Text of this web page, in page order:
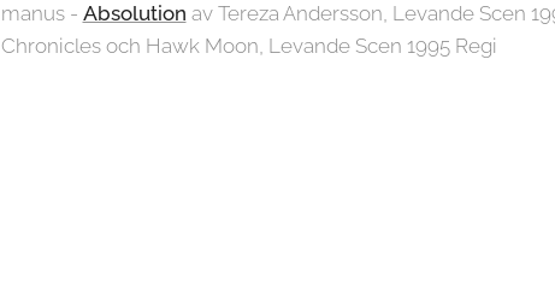
manus - Absolution av Tereza Andersson, Levande Scen
Chronicles och Hawk Moon, Levande Scen 1995 Regi